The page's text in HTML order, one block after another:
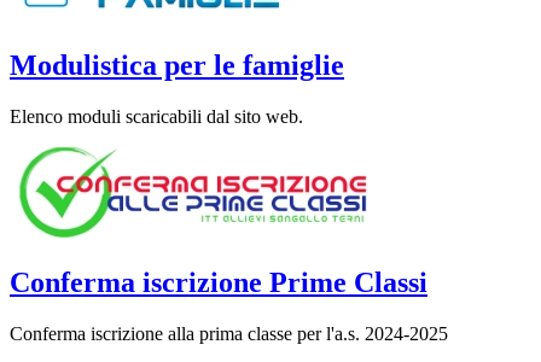
Modulistica per le famiglie
Elenco moduli scaricabili dal sito web.
Conferma iscrizione Prime Classi
Conferma iscrizione alla prima classe per l'a.s. 2024-2025